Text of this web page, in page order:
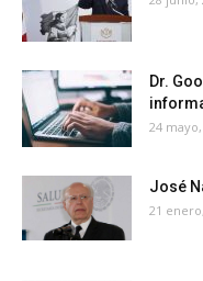
Dr.
24 mayo,
José
21